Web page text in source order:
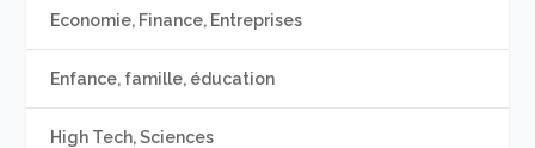
Economie, Finance, Entreprises
Enfance, famille, éducation
High Tech, Sciences